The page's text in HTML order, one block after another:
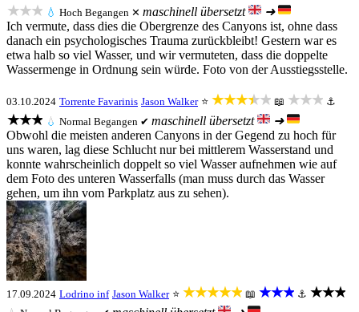
★★★ 💧 Hoch Begangen ✕ maschinell übersetzt
➜
Ich vermute, dass dies die Obergrenze des Canyons ist, ohne dass
danach ein psychologisches Trauma zurückbleibt! Gestern war es
etwa halb so viel Wasser, und wir vermuteten, dass die doppelte
Wassermenge in Ordnung sein würde. Foto von der Ausstiegsstelle.
03.10.2024 Torrente Favarinis Jason Walker ⭐ ★★★★★ 📖 ★★★ ⚓
★★★ 💧 Normal Begangen ✔ maschinell übersetzt
➜
Obwohl die meisten anderen Canyons in der Gegend zu hoch für
uns waren, lag diese Schlucht nur bei mittlerem Wasserstand und
konnte wahrscheinlich doppelt so viel Wasser aufnehmen wie auf
dem Foto des unteren Wasserfalls (man muss durch das Wasser
gehen, um ihn vom Parkplatz aus zu sehen).
17.09.2024 Lodrino inf Jason Walker ⭐ ★★★★★ 📖 ★★★ ⚓ ★★★